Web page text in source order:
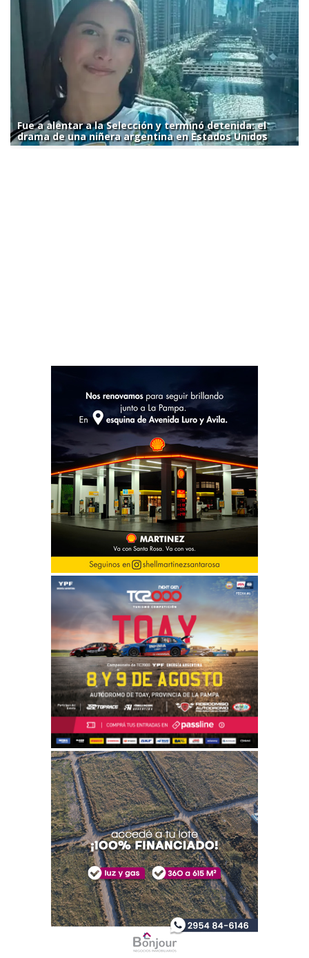
Fue a alentar a la Selección y terminó detenida: el
drama de una niñera argentina en Estados Unidos